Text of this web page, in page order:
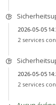
2026-05-05
2 services
2026-05-05
2 services